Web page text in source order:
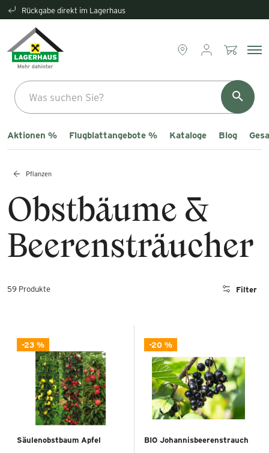
Rückgabe direkt im Lagerhaus
Aktionen % Flugblattangebote % Kataloge Blog
Pflanzen
Obstbäume &
Beerensträucher
59 Produkte Filter
-23 %
Säulenobstbaum Apfel
-20 %
BIO Johannisbeerenstrauch